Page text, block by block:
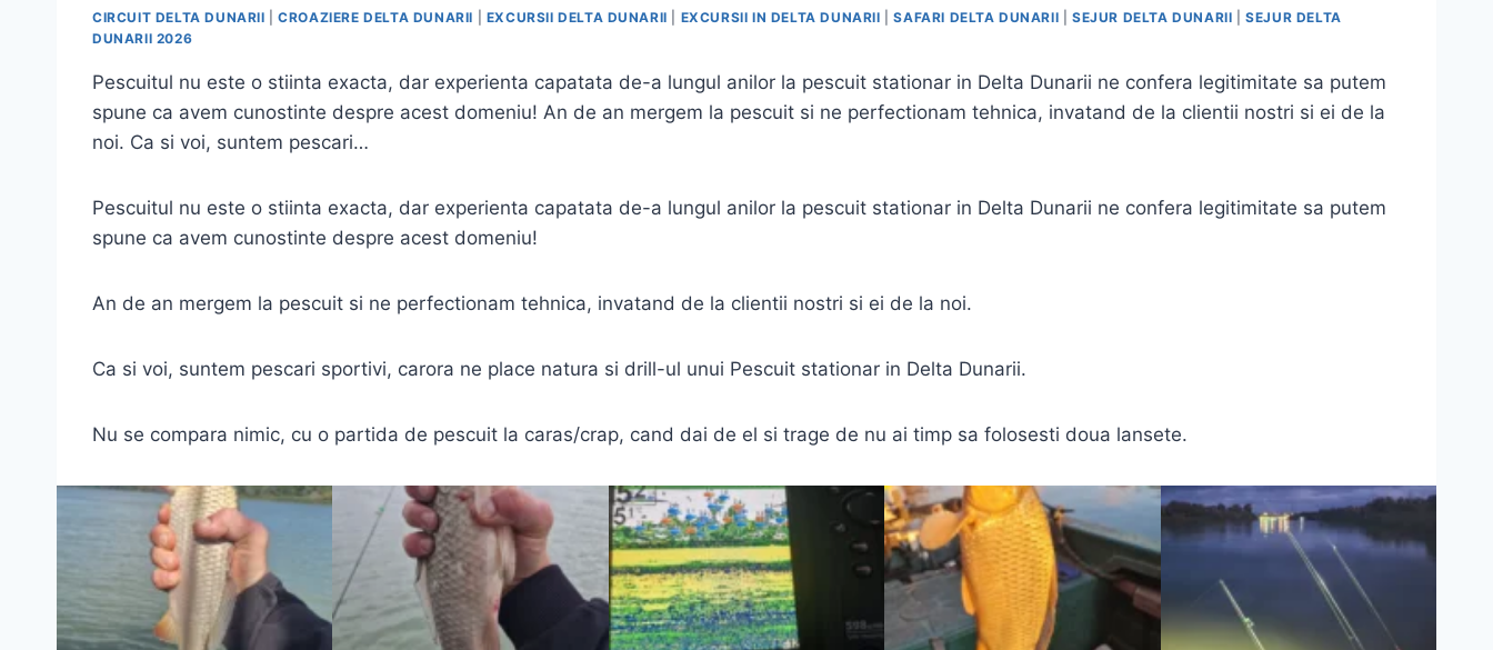
CIRCUIT DELTA DUNARII |CROAZIERE DELTA DUNARII EXCURSII DELTA DUNARII EXCURSII IN DELTA DUNARII |SAFARI DELTA DUNARII |SEJUR DELTA DUNARII |SEJUR DELTA
DUNARII 2026
Pescuitul nu este o stiinta exacta, dar experienta capatata de-a lungul anilor la pescuit stationar in Delta Dunarii ne confera legitimitate sa putem
spune ca avem cunostinte despre acest domeniu! An de an mergem la pescuit si ne perfectionam tehnica, invatand de la clientii nostri si ei de la
noi. Ca si voi, suntem pescari…
Pescuitul nu este o stiinta exacta, dar experienta capatata de-a lungul anilor la pescuit stationar in Delta Dunarii ne confera legitimitate sa putem
spune ca avem cunostinte despre acest domeniu!
An de an mergem la pescuit si ne perfectionam tehnica, invatand de la clientii nostri si ei de la noi.
Ca si voi, suntem pescari sportivi, carora ne place natura si drill-ul unui Pescuit stationar in Delta Dunarii.
Nu se compara nimic, cu o partida de pescuit la caras/crap, cand dai de el si trage de nu ai timp sa folosesti doua lansete.